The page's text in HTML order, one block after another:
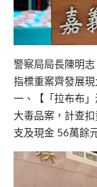
警察局局長陳明
指標重案齊發展
一、【「拉布布
大毒品案，計查扣
支及現金 56萬餘